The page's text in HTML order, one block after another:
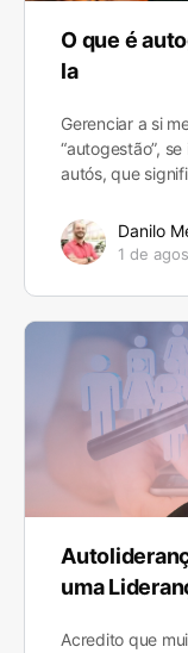
O que é
la
Gerenciar a si
“autogestão”,
autós, que
Danilo
1 de
uma
Acredito que